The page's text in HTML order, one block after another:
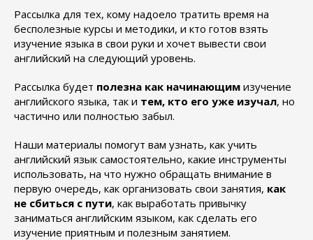
Рассылка для тех, кому надоело тратить время на
бесполезные курсы и методики, и кто готов взять
изучение языка в свои руки и хочет вывести свои
английский на следующий уровень.
Рассылка будет полезна как начинающим изучение
английского языка, так и тем, кто его уже изучал, но
частично или полностью забыл.
Наши материалы помогут вам узнать, как учить
английский язык самостоятельно, какие инструменты
использовать, на что нужно обращать внимание в
первую очередь, как организовать свои занятия, как
не сбиться с пути, как выработать привычку
заниматься английским языком, как сделать его
изучение приятным и полезным занятием.